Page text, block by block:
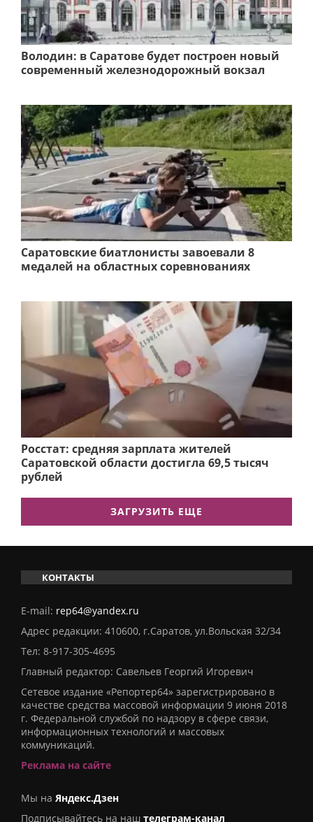
Володин: в Саратове будет построен новый
современный железнодорожный вокзал
Саратовские биатлонисты завоевали 8
медалей на областных соревнованиях
Росстат: средняя зарплата жителей
Саратовской области достигла 69,5 тысяч
рублей
ЗАГРУЗИТЬ ЕЩЕ
КОНТАКТЫ
E-mail: rep64@yandex.ru
Адрес редакции: 410600, г.Саратов, ул.Вольская 32/34
Тел: 8-917-305-4695
Главный редактор: Савельев Георгий Игоревич
Сетевое издание «Репортер64» зарегистрировано в
качестве средства массовой информации 9 июня 2018
г. Федеральной службой по надзору в сфере связи,
информационных технологий и массовых
коммуникаций.
Реклама на сайте
Мы на Яндекс.Дзен
Подписывайтесь на наш телеграм-канал